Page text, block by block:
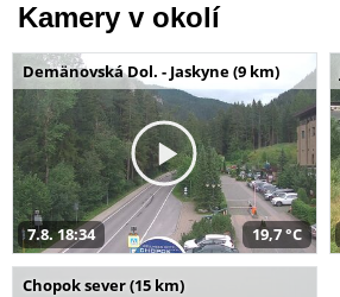
Kamery v okolí
Demänovská Dol. - Jaskyne (9 km)
7.8. 18:34 19,7 °C
Chopok sever (15 km)